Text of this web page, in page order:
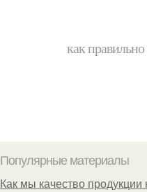
как
Популярные материалы
Как мы качество продукции